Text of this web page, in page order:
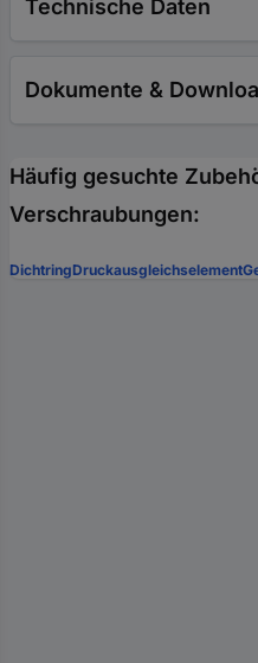
Technische Daten
Dokumente &
Häufig gesuchte
Verschraubungen:
DichtringDruckausgleichselement